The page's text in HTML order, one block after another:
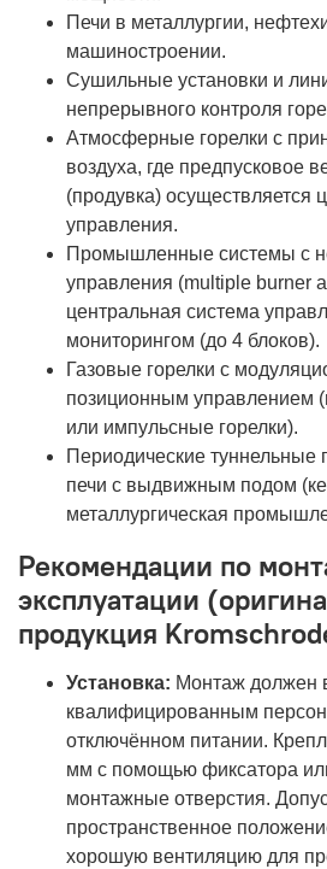
Печи в металлургии,
машиностроении.
Сушильные установки и
непрерывного контроля
Атмосферные горелки с
воздуха, где предпусковое
(продувка) осуществляется
управления.
Промышленные системы с
управления (multiple burner
центральная система
мониторингом (до 4 блоков).
Газовые горелки с
позиционным управлением
или импульсные горелки).
Периодические туннельные
печи с выдвижным подом
металлургическая
Рекомендации по
эксплуатации
продукция
Установка: Монтаж должен
квалифицированным
отключённом питании.
мм с помощью фиксатора
монтажные отверстия.
пространственное
хорошую вентиляцию для